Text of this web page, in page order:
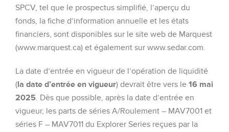
SPCV, tel que le prospectus simplifié, l’aperçu du
fonds, la fiche d’information annuelle et les états
financiers, sont disponibles sur le site web de Marquest
(www.marquest.ca) et également sur www.sedar.com.
La date d’entrée en vigueur de l’opération de liquidité
(la date d’entrée en vigueur) devrait être vers le 16 mai
2025. Dès que possible, après la date d’entrée en
vigueur, les parts de séries A/Roulement – MAV7001 et
séries F – MAV7011 du Explorer Series reçues par la